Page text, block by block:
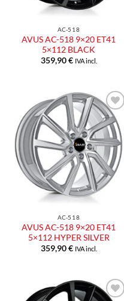
AC-518
AVUS AC-518 9×20 ET41
5×112 BLACK
359,90€ IVA incl.
Aggiungi
alla lista
dei
desideri
AC-518
AVUS AC-518 9×20 ET41
5×112 HYPER SILVER
359,90€ IVA incl.